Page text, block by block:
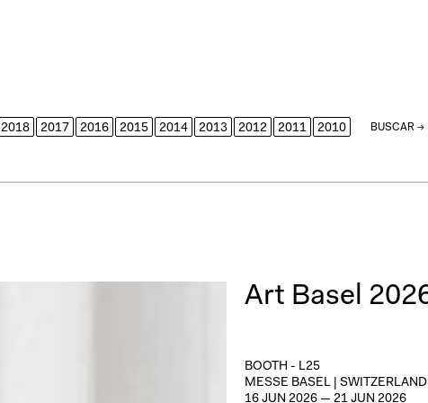
2018 2017 2016 2015 2014 2013 2012 2011 2010 BUSCAR →
Art Basel
BOOTH - L25
MESSE BASEL | SWITZERLAND
16 JUN 2026 — 21 JUN 2026